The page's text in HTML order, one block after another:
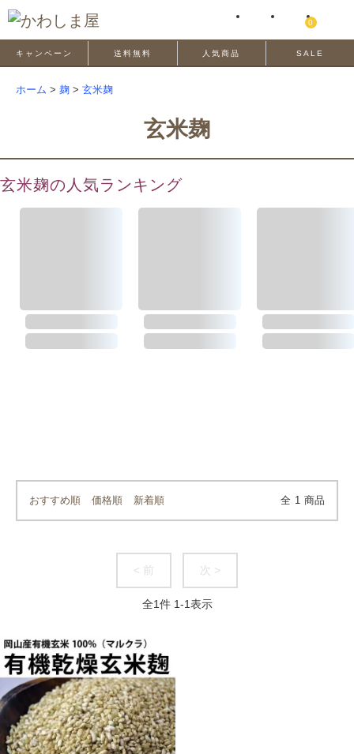
0
キャンペーン 送料無料 人気商品 SALE
ホーム > 麹 > 玄米麹
玄米麹
玄米麹の人気ランキング
おすすめ順 価格順 新着順 全 1 商品
< 前 次 >
全1件 1-1表示